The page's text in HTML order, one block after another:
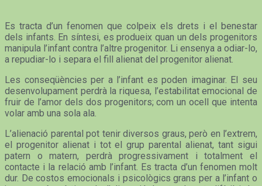
Es tracta d’un fenomen que colpeix els drets i el benestar
dels infants. En síntesi, es produeix quan un dels progenitors
manipula l’infant contra l’altre progenitor. Li ensenya a odiar-lo,
a repudiar-lo i separa el fill alienat del progenitor alienat.
Les conseqüències per a l’infant es poden imaginar. El seu
desenvolupament perdrà la riquesa, l’estabilitat emocional de
fruir de l’amor dels dos progenitors; com un ocell que intenta
volar amb una sola ala.
L’alienació parental pot tenir diversos graus, però en l’extrem,
el progenitor alienat i tot el grup parental alienat, tant sigui
patern o matern, perdrà progressivament i totalment el
contacte i la relació amb l’infant. Es tracta d’un fenomen molt
dur. De costos emocionals i psicològics grans per a l’infant o